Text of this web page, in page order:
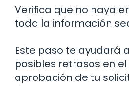
Verifica que no haya
toda la información
Este paso te ayudará
posibles retrasos en
aprobación de tu